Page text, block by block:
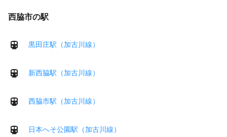
西脇市の駅
黒田庄駅（加古川線）
新西脇駅（加古川線）
西脇市駅（加古川線）
日本へそ公園駅（加古川線）